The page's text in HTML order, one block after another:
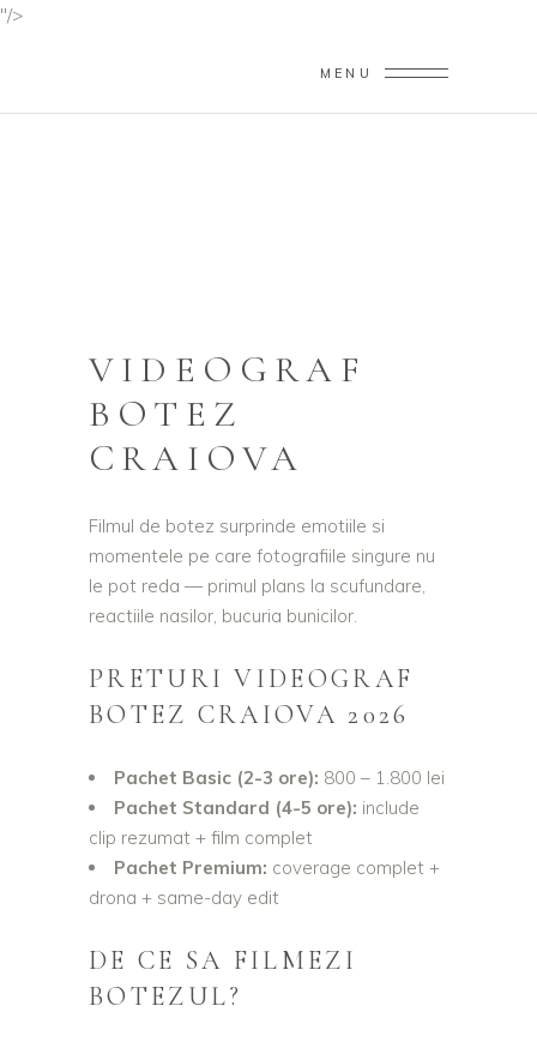
"/>
MENU
VIDEOGRAF
BOTEZ
CRAIOVA
Filmul de botez surprinde emotiile si
momentele pe care fotografiile singure nu
le pot reda — primul plans la scufundare,
reactiile nasilor, bucuria bunicilor.
PRETURI VIDEOGRAF
BOTEZ CRAIOVA 2026
Pachet Basic (2-3 ore): 800 – 1.800 lei
Pachet Standard (4-5 ore): include
clip rezumat + film complet
Pachet Premium: coverage complet +
drona + same-day edit
DE CE SA FILMEZI
BOTEZUL?